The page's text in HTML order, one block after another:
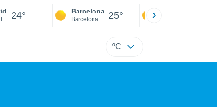
24° Barcelona
Barcelona 25°
ºC